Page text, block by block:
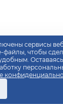
сервисы
чтобы